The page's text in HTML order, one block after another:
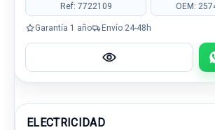
Ref: 7722109 OEM:
Garantía 1 año Envío 24-48h
ELECTRICIDAD